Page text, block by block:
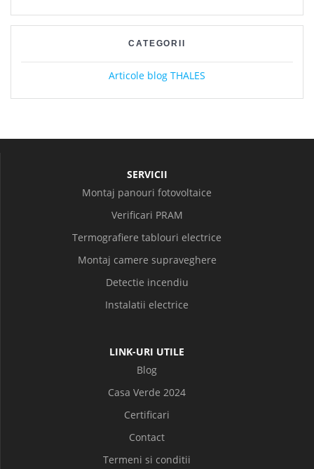
CATEGORII
Articole blog THALES
SERVICII
Montaj panouri fotovoltaice
Verificari PRAM
Termografiere tablouri electrice
Montaj camere supraveghere
Detectie incendiu
Instalatii electrice
LINK-URI UTILE
Blog
Casa Verde 2024
Certificari
Contact
Termeni si conditii